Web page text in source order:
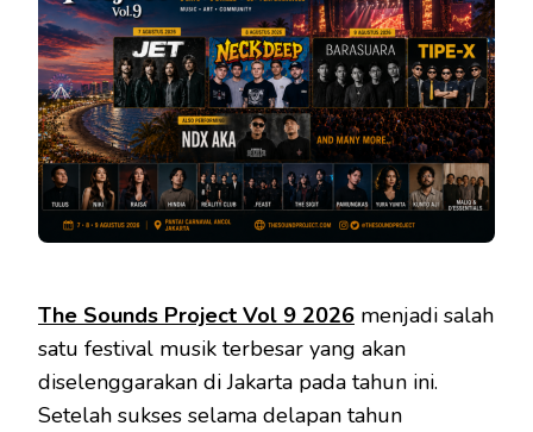
The Sounds Project Vol 9 2026 menjadi salah
satu festival musik terbesar yang akan
diselenggarakan di Jakarta pada tahun ini.
Setelah sukses selama delapan tahun